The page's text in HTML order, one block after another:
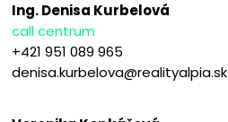
Ing. Denisa Kurbelová
call centrum
+421 951 089 965
denisa.kurbelova@realityalpia.sk